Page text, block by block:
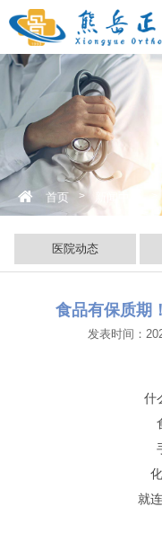
首页 >
医院动态
食品有保质期
发表时间：
什
就